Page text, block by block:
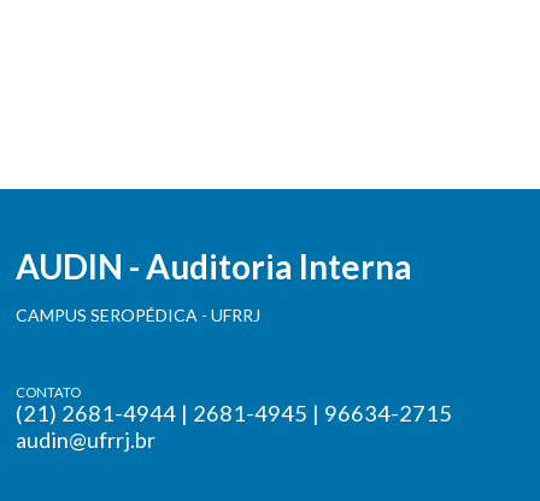
AUDIN - Auditoria Interna
CAMPUS SEROPÉDICA - UFRRJ
CONTATO
(21) 2681-4944 | 2681-4945 | 96634-2715
audin@ufrrj.br